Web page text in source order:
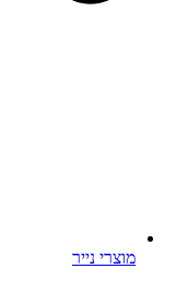
מוצרי נייר